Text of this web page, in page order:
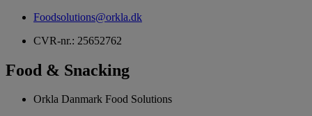
Foodsolutions@orkla.dk
CVR-nr.: 25652762
Food & Snacking
Orkla Danmark Food Solutions